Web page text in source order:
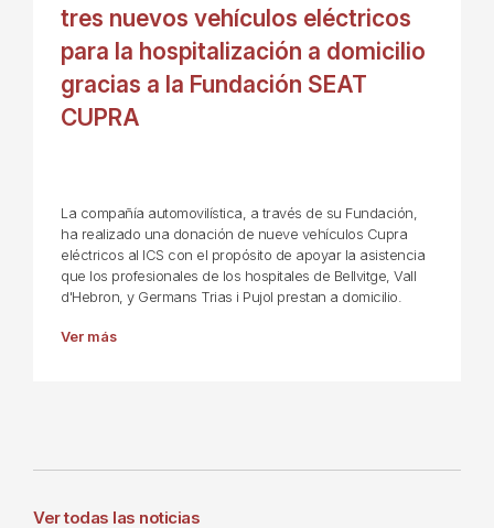
tres nuevos vehículos eléctricos
para la hospitalización a domicilio
gracias a la Fundación SEAT
CUPRA
La compañía automovilística, a través de su Fundación,
ha realizado una donación de nueve vehículos Cupra
eléctricos al ICS con el propósito de apoyar la asistencia
que los profesionales de los hospitales de Bellvitge, Vall
d'Hebron, y Germans Trias i Pujol prestan a domicilio.
Ver más
Ver todas las noticias